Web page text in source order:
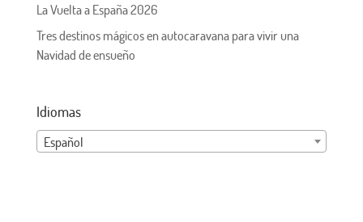
La Vuelta a España 2026
Tres destinos mágicos en autocaravana para vivir una
Navidad de ensueño
Idiomas
Español